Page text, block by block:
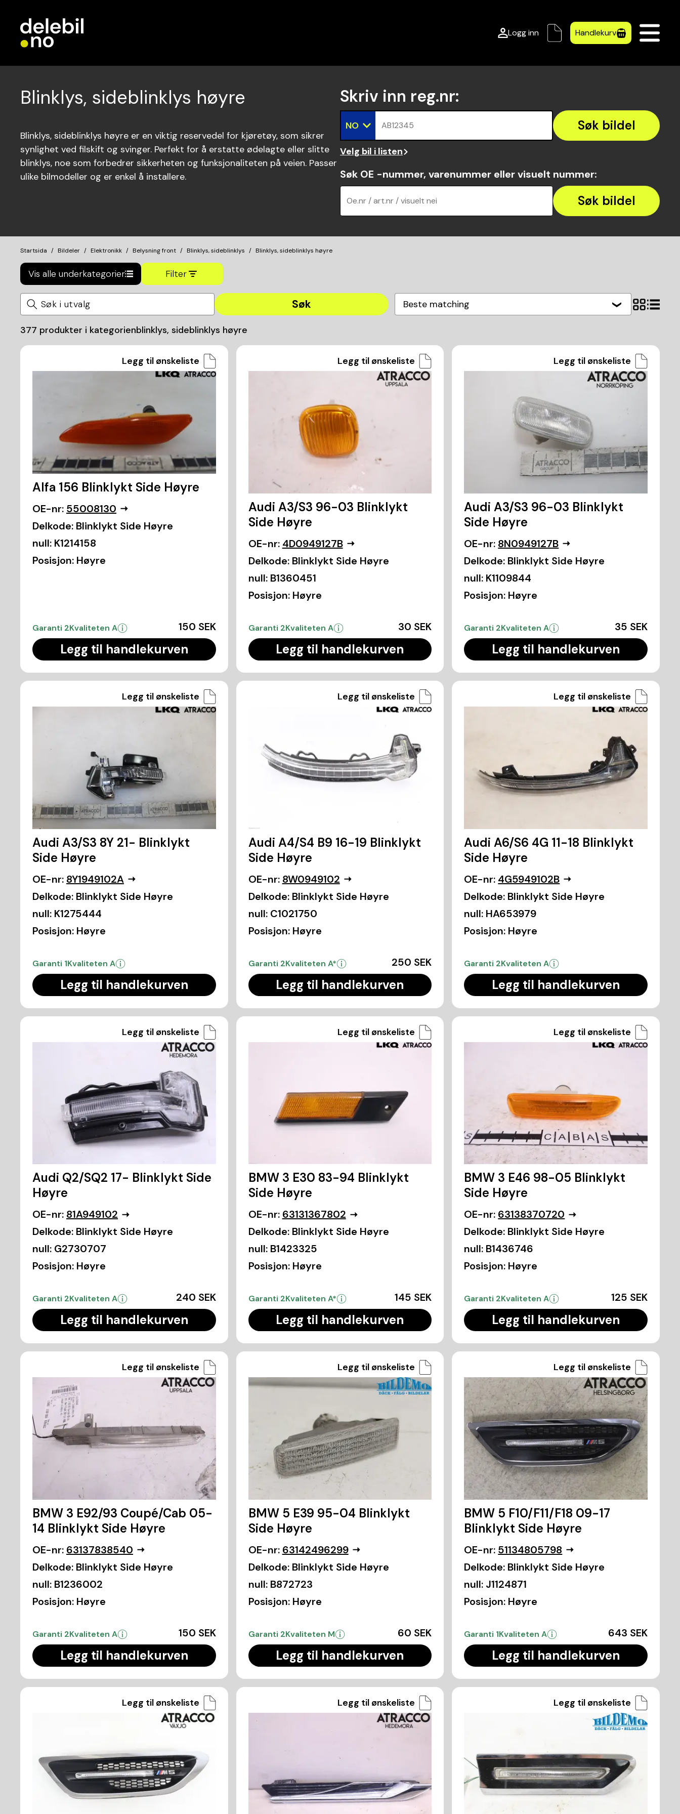
Logg inn Handlekurv
Blinklys, sideblinklys høyre
Blinklys, sideblinklys høyre er en viktig reservedel for kjøretøy, som sikrer
synlighet ved filskift og svinger. Perfekt for å erstatte ødelagte eller slitte
blinklys, noe som forbedrer sikkerheten og funksjonaliteten på veien. Passer
ulike bilmodeller og er enkel å installere.
Skriv inn reg.nr:
NO AB12345 Søk bildel
Velg bil i listen
Søk OE -nummer, varenummer eller visuelt nummer:
Oe.nr / art.nr / visuelt nei Søk bildel
Startsida Bildeler Elektronikk Belysning front Blinklys, sideblinklys Blinklys, sideblinklys høyre
Vis alle underkategorier Filter
Søk Beste matching
377 produkter i kategorienblinklys, sideblinklys høyre
Legg til ønskeliste
Alfa 156 Blinklykt Side Høyre
OE-nr: 55008130
Delkode: Blinklykt Side Høyre
null: K1214158
Posisjon: Høyre
Garanti 2Kvaliteten A 150 SEK
Legg til handlekurven
Legg til ønskeliste
Audi A3/S3 96-03 Blinklykt
Side Høyre
OE-nr: 4D0949127B
Delkode: Blinklykt Side Høyre
null: B1360451
Posisjon: Høyre
Garanti 2Kvaliteten A 30 SEK
Legg til handlekurven
Legg til ønskeliste
Audi A3/S3 96-03 Blinklykt
Side Høyre
OE-nr: 8N0949127B
Delkode: Blinklykt Side Høyre
null: K1109844
Posisjon: Høyre
Garanti 2Kvaliteten A 35 SEK
Legg til handlekurven
Legg til ønskeliste
Audi A3/S3 8Y 21- Blinklykt
Side Høyre
OE-nr: 8Y1949102A
Delkode: Blinklykt Side Høyre
null: K1275444
Posisjon: Høyre
Garanti 1Kvaliteten A
Legg til handlekurven
Legg til ønskeliste
Audi A4/S4 B9 16-19 Blinklykt
Side Høyre
OE-nr: 8W0949102
Delkode: Blinklykt Side Høyre
null: C1021750
Posisjon: Høyre
Garanti 2Kvaliteten A* 250 SEK
Legg til handlekurven
Legg til ønskeliste
Audi A6/S6 4G 11-18 Blinklykt
Side Høyre
OE-nr: 4G5949102B
Delkode: Blinklykt Side Høyre
null: HA653979
Posisjon: Høyre
Garanti 2Kvaliteten A
Legg til handlekurven
Legg til ønskeliste
Audi Q2/SQ2 17- Blinklykt Side
Høyre
OE-nr: 81A949102
Delkode: Blinklykt Side Høyre
null: G2730707
Posisjon: Høyre
Garanti 2Kvaliteten A 240 SEK
Legg til handlekurven
Legg til ønskeliste
BMW 3 E30 83-94 Blinklykt
Side Høyre
OE-nr: 63131367802
Delkode: Blinklykt Side Høyre
null: B1423325
Posisjon: Høyre
Garanti 2Kvaliteten A* 145 SEK
Legg til handlekurven
Legg til ønskeliste
BMW 3 E46 98-05 Blinklykt
Side Høyre
OE-nr: 63138370720
Delkode: Blinklykt Side Høyre
null: B1436746
Posisjon: Høyre
Garanti 2Kvaliteten A 125 SEK
Legg til handlekurven
Legg til ønskeliste
BMW 3 E92/93 Coupé/Cab 05-
14 Blinklykt Side Høyre
OE-nr: 63137838540
Delkode: Blinklykt Side Høyre
null: B1236002
Posisjon: Høyre
Garanti 2Kvaliteten A 150 SEK
Legg til handlekurven
Legg til ønskeliste
BMW 5 E39 95-04 Blinklykt
Side Høyre
OE-nr: 63142496299
Delkode: Blinklykt Side Høyre
null: B872723
Posisjon: Høyre
Garanti 2Kvaliteten M 60 SEK
Legg til handlekurven
Legg til ønskeliste
BMW 5 F10/F11/F18 09-17
Blinklykt Side Høyre
OE-nr: 51134805798
Delkode: Blinklykt Side Høyre
null: J1124871
Posisjon: Høyre
Garanti 1Kvaliteten A 643 SEK
Legg til handlekurven
Legg til ønskeliste Legg til ønskeliste Legg til ønskeliste